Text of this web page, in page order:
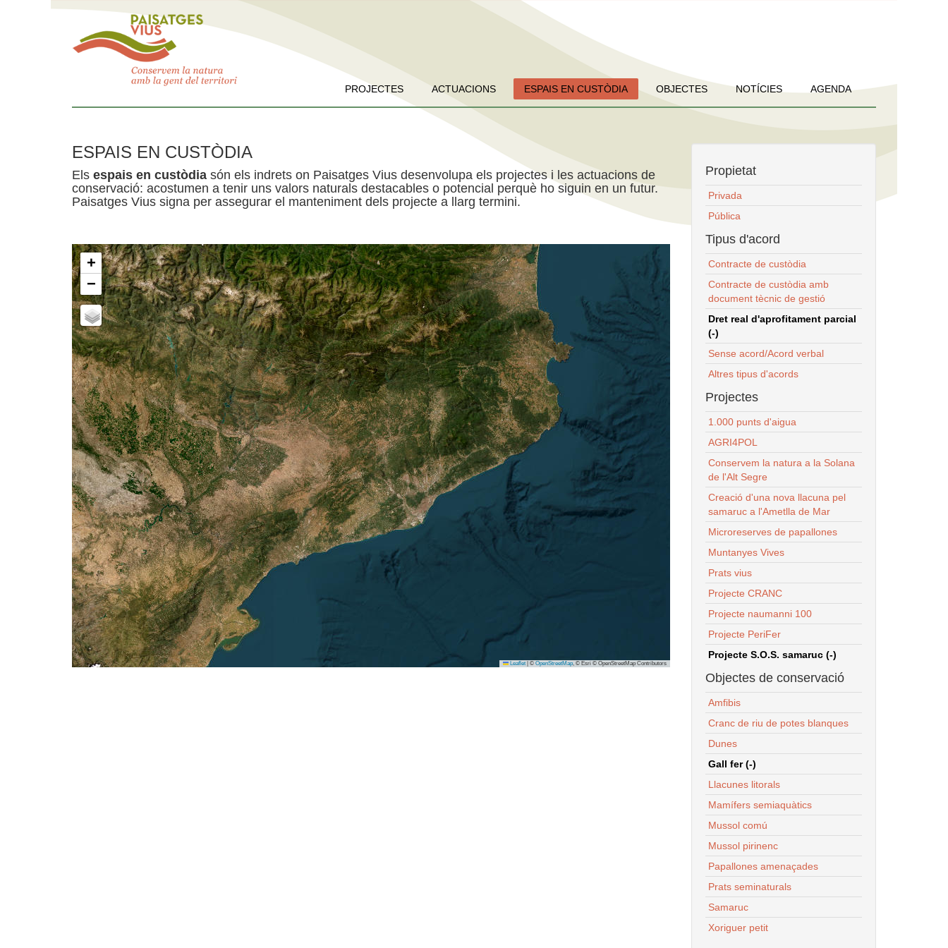
PROJECTES ACTUACIONS ESPAIS EN CUSTÒDIA OBJECTES NOTÍCIES AGENDA
ESPAIS EN CUSTÒDIA
Els espais en custòdia són els indrets on Paisatges Vius desenvolupa els projectes i les actuacions de
conservació: acostumen a tenir uns valors naturals destacables o potencial perquè ho siguin en un futur.
Paisatges Vius signa per assegurar el manteniment dels projecte a llarg termini.
+
−
Leaflet © OpenStreetMap, © Esri © OpenStreetMap Contributors
Propietat
Privada
Pública
Tipus d'acord
Contracte de custòdia
Contracte de custòdia amb
document tècnic de gestió
Dret real d'aprofitament parcial
(-)
Sense acord/Acord verbal
Altres tipus d'acords
Projectes
1.000 punts d'aigua
AGRI4POL
Conservem la natura a la Solana
de l'Alt Segre
Creació d'una nova llacuna pel
samaruc a l'Ametlla de Mar
Microreserves de papallones
Muntanyes Vives
Prats vius
Projecte CRANC
Projecte naumanni 100
Projecte PeriFer
Projecte S.O.S. samaruc (-)
Objectes de conservació
Amfibis
Cranc de riu de potes blanques
Dunes
Gall fer (-)
Llacunes litorals
Mamífers semiaquàtics
Mussol comú
Mussol pirinenc
Papallones amenaçades
Prats seminaturals
Samaruc
Xoriguer petit